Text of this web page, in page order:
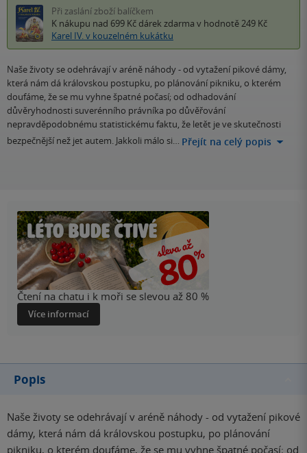
Při zaslání zboží balíčkem
K nákupu nad 699 Kč dárek zdarma v hodnotě 249 Kč
Karel IV. v kouzelném kukátku
Naše životy se odehrávají v aréně náhody - od vytažení pikové dámy,
která nám dá královskou postupku, po plánování pikniku, o kterém
doufáme, že se mu vyhne špatné počasí; od odhadování
důvěryhodnosti suverénního právníka po důvěřování
nepravděpodobnému statistickému faktu, že letět je ve skutečnosti
bezpečnější než jet autem. Jakkoli málo si… Přejít na celý popis
Čtení na chatu i k moři se slevou až 80 %
Více informací
Popis
Naše životy se odehrávají v aréně náhody - od vytažení pikové
dámy, která nám dá královskou postupku, po plánování
pikniku, o kterém doufáme, že se mu vyhne špatné počasí; od